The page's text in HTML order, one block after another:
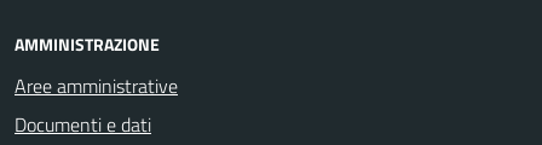
AMMINISTRAZIONE
Aree amministrative
Documenti e dati